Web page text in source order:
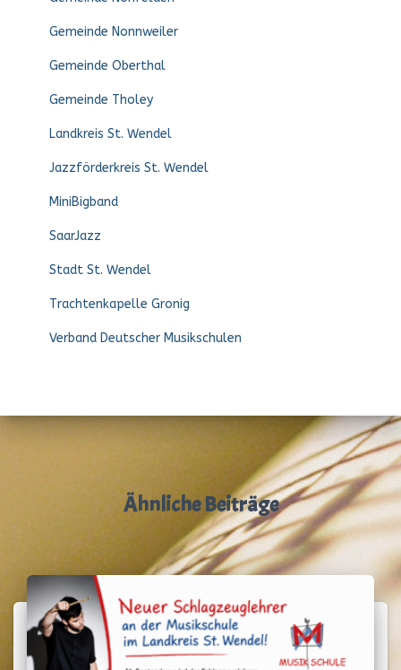
Gemeinde Nonnweiler
Gemeinde Oberthal
Gemeinde Tholey
Landkreis St. Wendel
Jazzförderkreis St. Wendel
MiniBigband
SaarJazz
Stadt St. Wendel
Trachtenkapelle Gronig
Verband Deutscher Musikschulen
Ähnliche Beiträge